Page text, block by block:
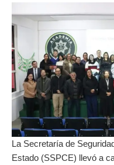
La Secretaría de
Estado (SSPCE) llevó a